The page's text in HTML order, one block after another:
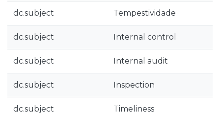
dc.subject Tempestividade
dc.subject Internal control
dc.subject Internal audit
dc.subject Inspection
dc.subject Timeliness